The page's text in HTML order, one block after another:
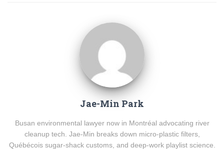
Jae-Min Park
Busan environmental lawyer now in Montréal advocating river
cleanup tech. Jae-Min breaks down micro-plastic filters,
Québécois sugar-shack customs, and deep-work playlist science.